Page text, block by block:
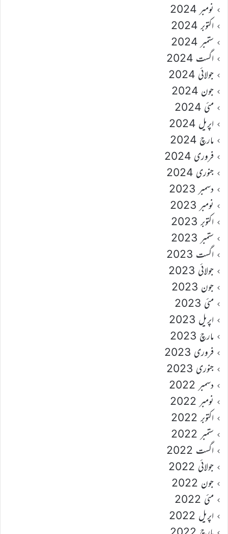
نومبر 2024
اکتوبر 2024
ستمبر 2024
اگست 2024
جولائی 2024
جون 2024
مئی 2024
اپریل 2024
مارچ 2024
فروری 2024
جنوری 2024
دسمبر 2023
نومبر 2023
اکتوبر 2023
ستمبر 2023
اگست 2023
جولائی 2023
جون 2023
مئی 2023
اپریل 2023
مارچ 2023
فروری 2023
جنوری 2023
دسمبر 2022
نومبر 2022
اکتوبر 2022
ستمبر 2022
اگست 2022
جولائی 2022
جون 2022
مئی 2022
اپریل 2022